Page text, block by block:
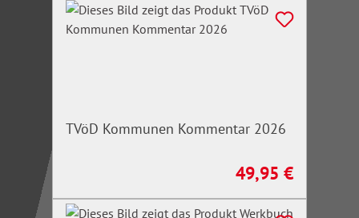
TVöD Kommunen Kommentar 2026
Regulärer Preis:
49,95 €